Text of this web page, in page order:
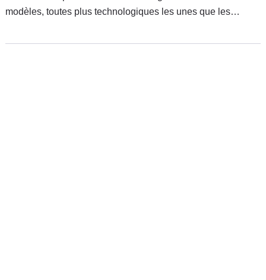
modèles, toutes plus technologiques les unes que les
moins de se rappeler à quel point le simple plaisir de se